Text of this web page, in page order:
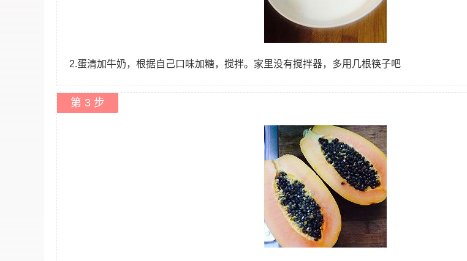
2.蛋清加牛奶，根据自己口味加糖，搅拌。家里没有搅拌器，多用几根筷子吧
第 3 步